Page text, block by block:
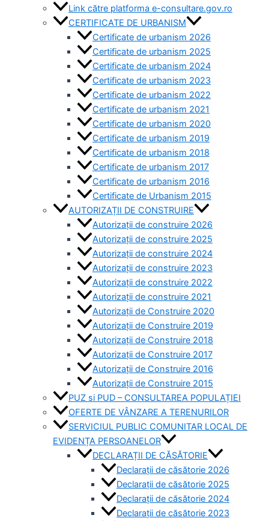
Link către platforma e-consultare.gov.ro
CERTIFICATE DE URBANISM
Certificate de urbanism 2026
Certificate de urbanism 2025
Certificate de urbanism 2024
Certificate de urbanism 2023
Certificate de urbanism 2022
Certificate de urbanism 2021
Certificate de urbanism 2020
Certificate de urbanism 2019
Certificate de urbanism 2018
Certificate de urbanism 2017
Certificate de urbanism 2016
Certificate de Urbanism 2015
AUTORIZAȚII DE CONSTRUIRE
Autorizații de construire 2026
Autorizații de construire 2025
Autorizații de construire 2024
Autorizații de construire 2023
Autorizații de construire 2022
Autorizații de construire 2021
Autorizații de Construire 2020
Autorizații de Construire 2019
Autorizaţii de Construire 2018
Autorizaţii de Construire 2017
Autorizaţii de Construire 2016
Autorizaţii de Construire 2015
PUZ si PUD – CONSULTAREA POPULAȚIEI
OFERTE DE VÂNZARE A TERENURILOR
SERVICIUL PUBLIC COMUNITAR LOCAL DE
EVIDENȚA PERSOANELOR
DECLARAȚII DE CĂSĂTORIE
Declarații de căsătorie 2026
Declarații de căsătorie 2025
Declarații de căsătorie 2024
Declarații de căsătorie 2023